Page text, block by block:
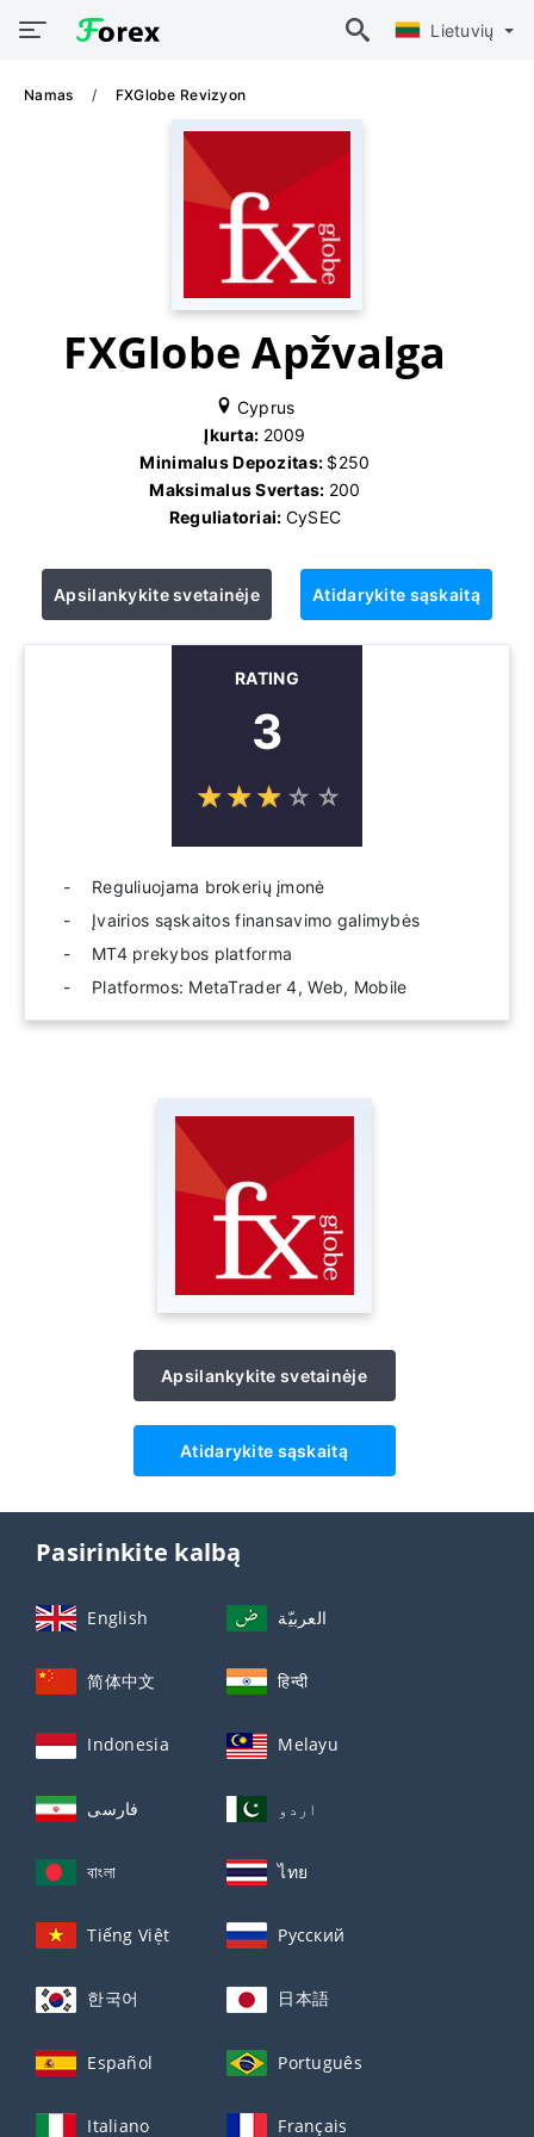
Lietuvių
Namas FXGlobe Revizyon
FXGlobe Apžvalga
Cyprus
Įkurta: 2009
Minimalus Depozitas: $250
Maksimalus Svertas: 200
Reguliatoriai: CySEC
Apsilankykite svetainėje Atidarykite sąskaitą
RATING
3
☆☆☆ ☆ ☆
★★★ ★ ★
Reguliuojama brokerių įmonė
Įvairios sąskaitos finansavimo galimybės
MT4 prekybos platforma
Platformos: MetaTrader 4, Web, Mobile
Apsilankykite svetainėje
Atidarykite sąskaitą
Pasirinkite kalbą
English العربيّة
简体中文 हिन्दी
Indonesia Melayu
فارسی اردو
বাংলা ไทย
Tiếng Việt Русский
한국어 日本語
Español Português
Italiano Français